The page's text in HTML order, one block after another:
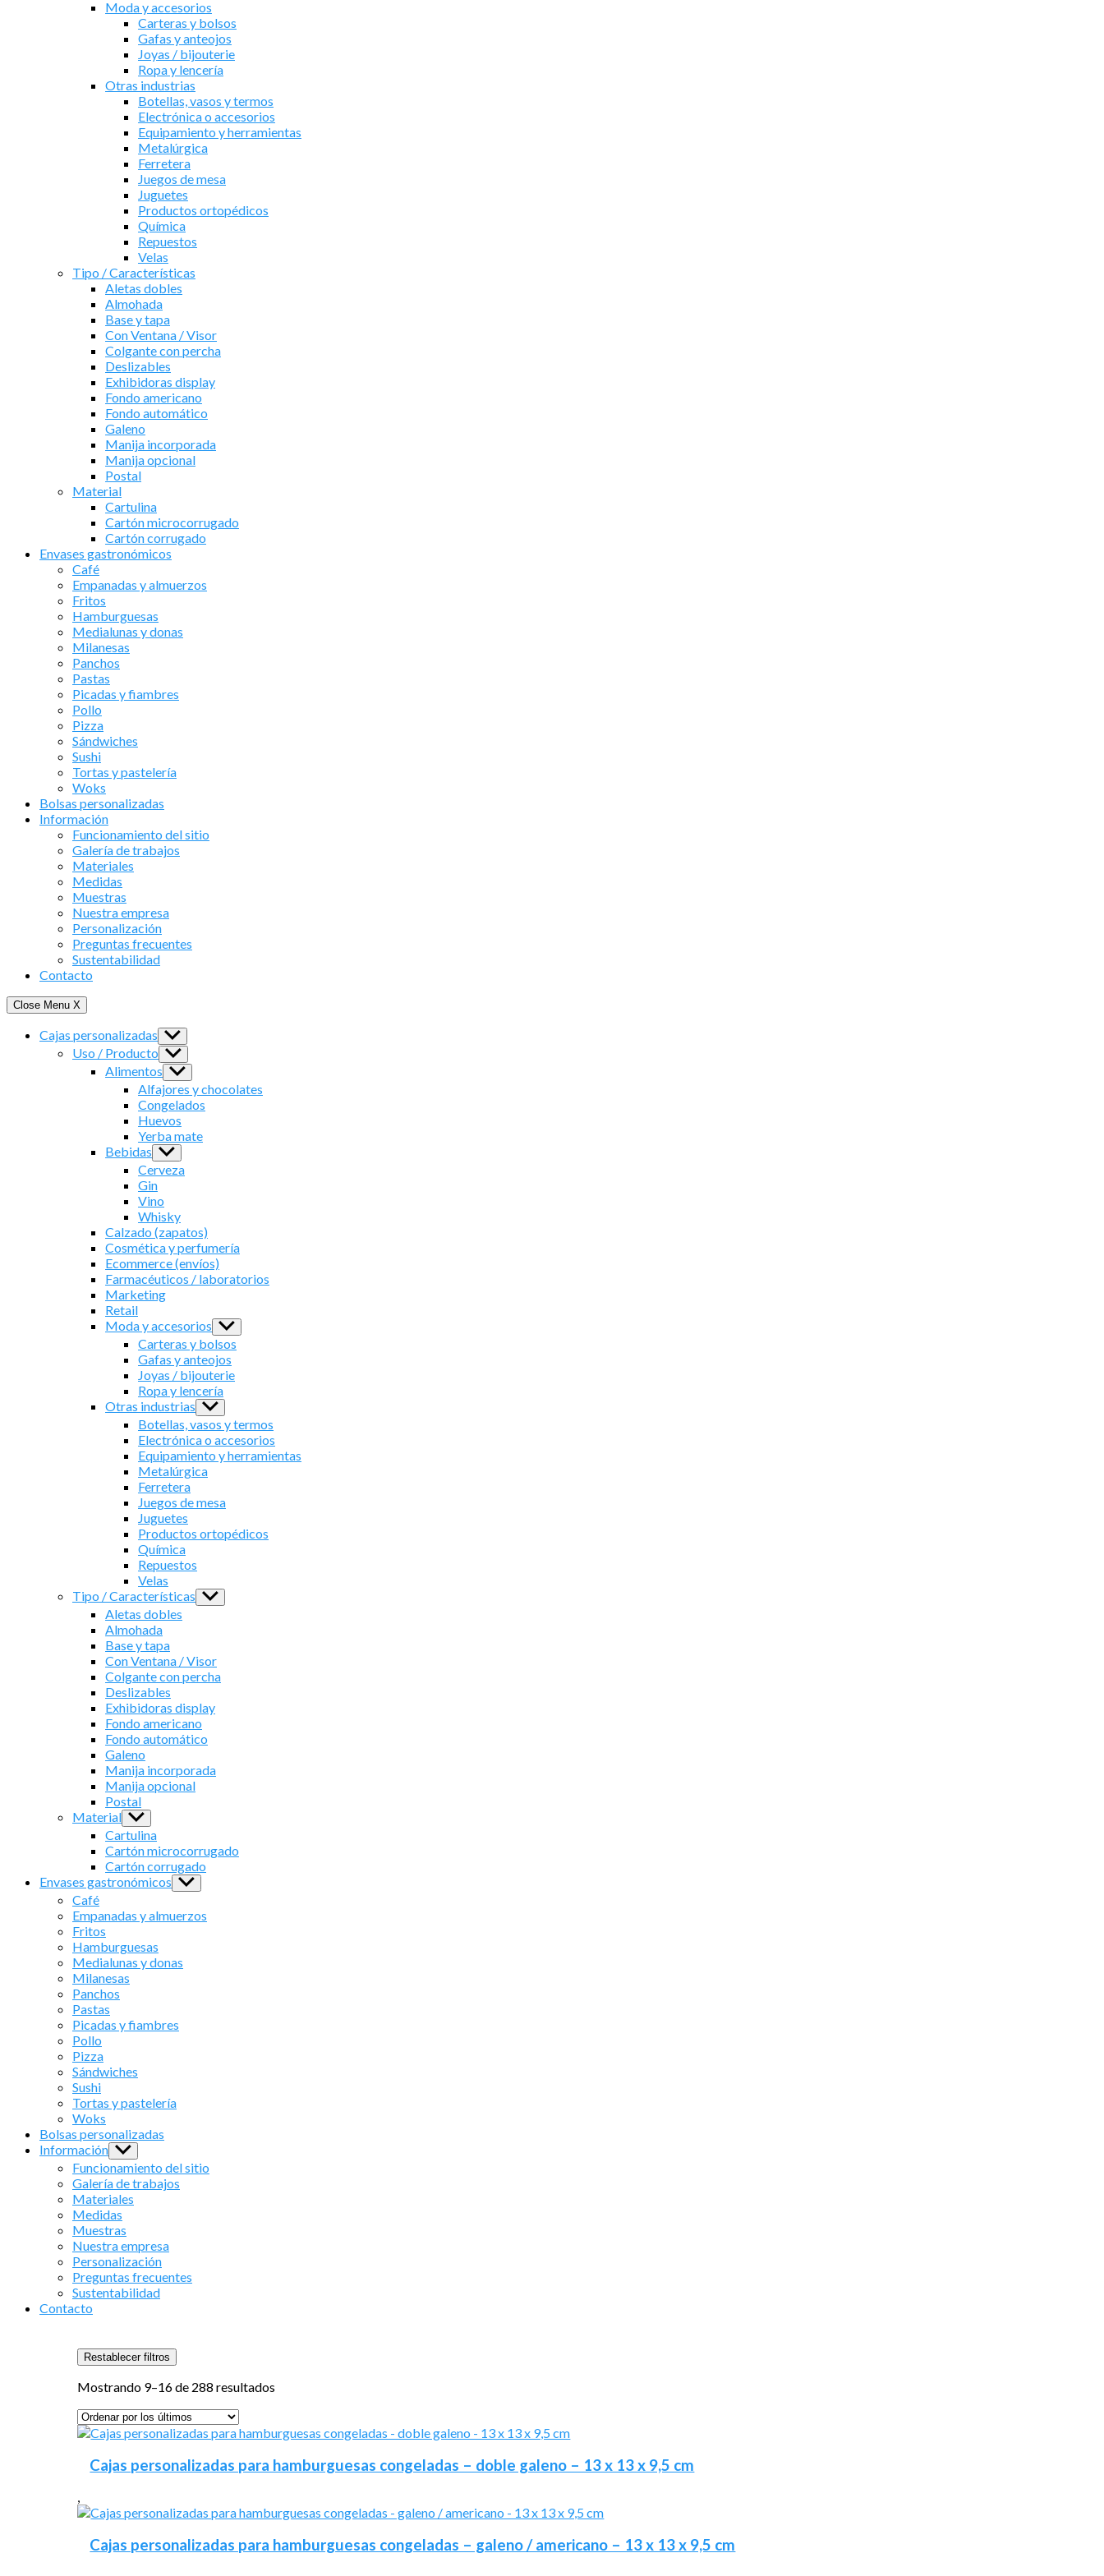
Moda y accesorios
Carteras y bolsos
Gafas y anteojos
Joyas / bijouterie
Ropa y lencería
Otras industrias
Botellas, vasos y termos
Electrónica o accesorios
Equipamiento y herramientas
Metalúrgica
Ferretera
Juegos de mesa
Juguetes
Productos ortopédicos
Química
Repuestos
Velas
Tipo / Características
Aletas dobles
Almohada
Base y tapa
Con Ventana / Visor
Colgante con percha
Deslizables
Exhibidoras display
Fondo americano
Fondo automático
Galeno
Manija incorporada
Manija opcional
Postal
Material
Cartulina
Cartón microcorrugado
Cartón corrugado
Envases gastronómicos
Café
Empanadas y almuerzos
Fritos
Hamburguesas
Medialunas y donas
Milanesas
Panchos
Pastas
Picadas y fiambres
Pollo
Pizza
Sándwiches
Sushi
Tortas y pastelería
Woks
Bolsas personalizadas
Información
Funcionamiento del sitio
Galería de trabajos
Materiales
Medidas
Muestras
Nuestra empresa
Personalización
Preguntas frecuentes
Sustentabilidad
Contacto
Close Menu X
Cajas personalizadas Show
sub
menu
Uso / Producto Show
sub
menu
Alimentos Show
sub
menu
Alfajores y chocolates
Congelados
Huevos
Yerba mate
Bebidas Show
sub
menu
Cerveza
Gin
Vino
Whisky
Calzado (zapatos)
Cosmética y perfumería
Ecommerce (envíos)
Farmacéuticos / laboratorios
Marketing
Retail
Moda y accesorios Show
sub
menu
Carteras y bolsos
Gafas y anteojos
Joyas / bijouterie
Ropa y lencería
Otras industrias Show
sub
menu
Botellas, vasos y termos
Electrónica o accesorios
Equipamiento y herramientas
Metalúrgica
Ferretera
Juegos de mesa
Juguetes
Productos ortopédicos
Química
Repuestos
Velas
Tipo / Características Show
sub
Aletas dobles
Almohada
Base y tapa
Con Ventana / Visor
Colgante con percha
Deslizables
Exhibidoras display
Fondo americano
Fondo automático
Galeno
Manija incorporada
Manija opcional
Postal
Material Show
sub
menu
Cartulina
Cartón microcorrugado
Cartón corrugado
Envases gastronómicos Show
sub
Café
Empanadas y almuerzos
Fritos
Hamburguesas
Medialunas y donas
Milanesas
Panchos
Pastas
Picadas y fiambres
Pollo
Pizza
Sándwiches
Sushi
Tortas y pastelería
Woks
Bolsas personalizadas
Información Show
sub
menu
Funcionamiento del sitio
Galería de trabajos
Materiales
Medidas
Muestras
Nuestra empresa
Personalización
Preguntas frecuentes
Sustentabilidad
Contacto
Restablecer filtros
Mostrando 9–16 de 288 resultados
últimos
Cajas personalizadas para hamburguesas congeladas – doble galeno – 13 x 13 x 9,5 cm
,
Cajas personalizadas para hamburguesas congeladas – galeno / americano – 13 x 13 x 9,5 cm